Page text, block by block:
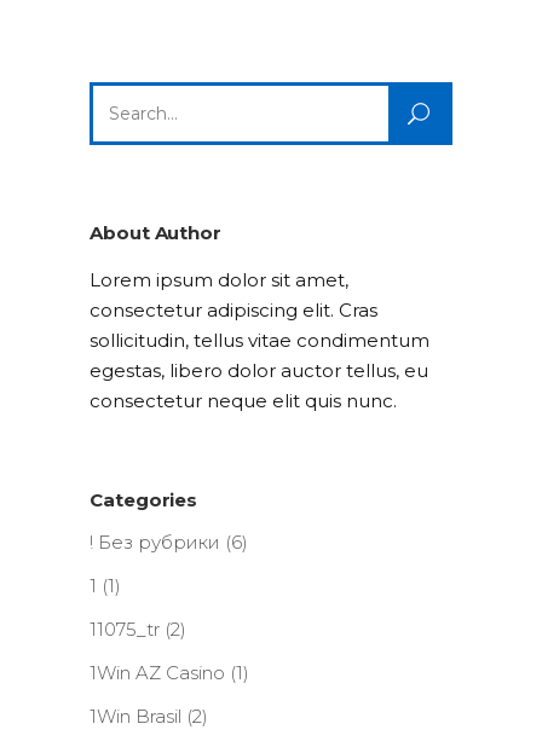
for:
About Author
Lorem ipsum dolor sit amet,
consectetur adipiscing elit. Cras
sollicitudin, tellus vitae condimentum
egestas, libero dolor auctor tellus, eu
consectetur neque elit quis nunc.
Categories
! Без рубрики (6)
1 (1)
11075_tr (2)
1Win AZ Casino (1)
1Win Brasil (2)